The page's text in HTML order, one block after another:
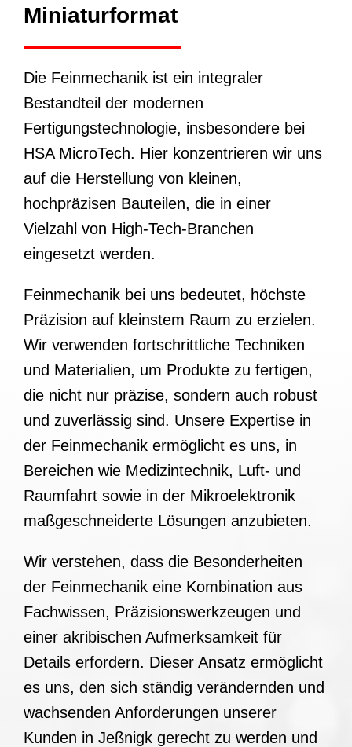
Miniaturformat
Die Feinmechanik ist ein integraler
Bestandteil der modernen
Fertigungstechnologie, insbesondere bei
HSA MicroTech. Hier konzentrieren wir uns
auf die Herstellung von kleinen,
hochpräzisen Bauteilen, die in einer
Vielzahl von High-Tech-Branchen
eingesetzt werden.
Feinmechanik bei uns bedeutet, höchste
Präzision auf kleinstem Raum zu erzielen.
Wir verwenden fortschrittliche Techniken
und Materialien, um Produkte zu fertigen,
die nicht nur präzise, sondern auch robust
und zuverlässig sind. Unsere Expertise in
der Feinmechanik ermöglicht es uns, in
Bereichen wie Medizintechnik, Luft- und
Raumfahrt sowie in der Mikroelektronik
maßgeschneiderte Lösungen anzubieten.
Wir verstehen, dass die Besonderheiten
der Feinmechanik eine Kombination aus
Fachwissen, Präzisionswerkzeugen und
einer akribischen Aufmerksamkeit für
Details erfordern. Dieser Ansatz ermöglicht
es uns, den sich ständig verändernden und
wachsenden Anforderungen unserer
Kunden in Jeßnigk gerecht zu werden und